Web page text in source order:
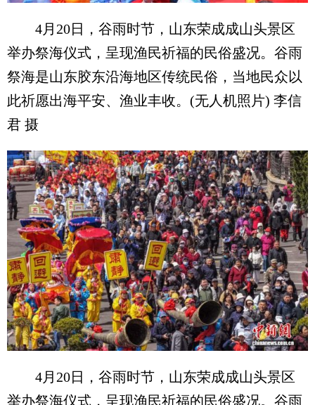
4月20日，谷雨时节，山东荣成成山头景区
举办祭海仪式，呈现渔民祈福的民俗盛况。谷雨
祭海是山东胶东沿海地区传统民俗，当地民众以
此祈愿出海平安、渔业丰收。(无人机照片) 李信
君 摄
4月20日，谷雨时节，山东荣成成山头景区
举办祭海仪式，呈现渔民祈福的民俗盛况。谷雨